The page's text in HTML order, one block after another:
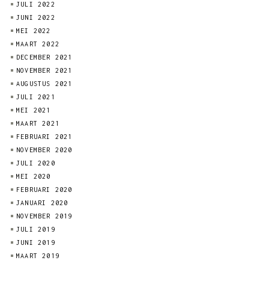
JULI 2022
JUNI 2022
MEI 2022
MAART 2022
DECEMBER 2021
NOVEMBER 2021
AUGUSTUS 2021
JULI 2021
MEI 2021
MAART 2021
FEBRUARI 2021
NOVEMBER 2020
JULI 2020
MEI 2020
FEBRUARI 2020
JANUARI 2020
NOVEMBER 2019
JULI 2019
JUNI 2019
MAART 2019